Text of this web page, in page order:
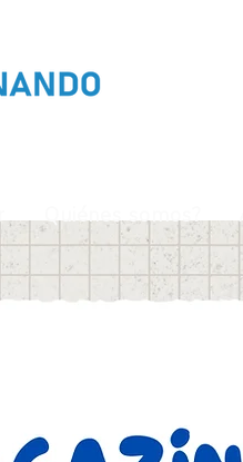
Quiénes somos?